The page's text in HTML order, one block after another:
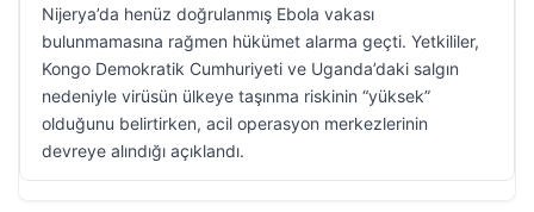
Nijerya’da henüz doğrulanmış Ebola vakası
bulunmamasına rağmen hükümet alarma geçti. Yetkililer,
Kongo Demokratik Cumhuriyeti ve Uganda’daki salgın
nedeniyle virüsün ülkeye taşınma riskinin “yüksek”
olduğunu belirtirken, acil operasyon merkezlerinin
devreye alındığı açıklandı.